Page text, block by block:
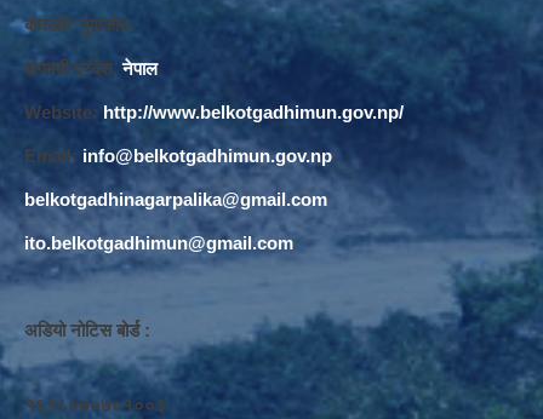
बाघखोर नुवाकोट,
बागमती प्रदेश, नेपाल
Website: http://www.belkotgadhimun.gov.np/
Email: info@belkotgadhimun.gov.np
belkotgadhinagarpalika@gmail.com
ito.belkotgadhimun@gmail.com
अडियो नोटिस बोर्ड :
१६१८०७०७०१००३